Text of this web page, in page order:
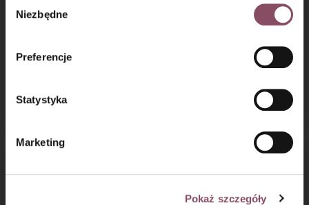
Gdańsk (80-339) adres: Dickmana 14/15 więcej
informacji o przetwarzaniu danych osobowych oraz
Polityce
prywatności.
zgody
Niezbędne
Preferencje
Statystyka
Marketing
Pokaż szczegóły
dama